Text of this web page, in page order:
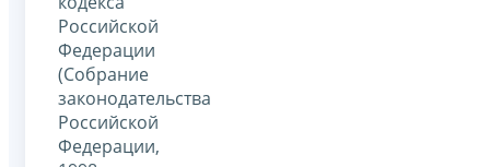
Российской
Федерации
(Собрание
законодательства
Российской
Федерации,